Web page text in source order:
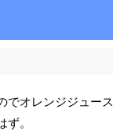
でオレンジジュース
。